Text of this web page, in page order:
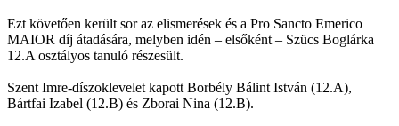
Ezt követően került sor az elismerések és a Pro Sancto Emerico
MAIOR díj átadására, melyben idén – elsőként – Szücs Boglárka
12.A osztályos tanuló részesült.
Szent Imre-díszoklevelet kapott Borbély Bálint István (12.A),
Bártfai Izabel (12.B) és Zborai Nina (12.B).